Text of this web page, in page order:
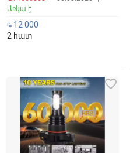
Առկա է
֏ 12 000
2 հատ
favorite_border